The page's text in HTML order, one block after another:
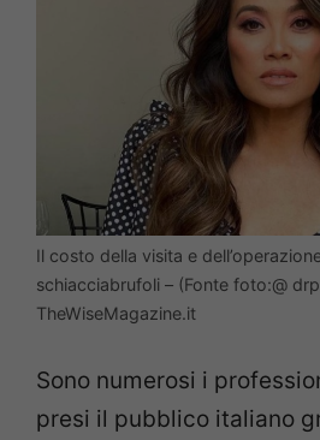
Il costo della visita e
schiacciabrufoli – (Fonte foto:@
TheWiseMagazine.it
Sono numerosi i
presi il pubblico italiano